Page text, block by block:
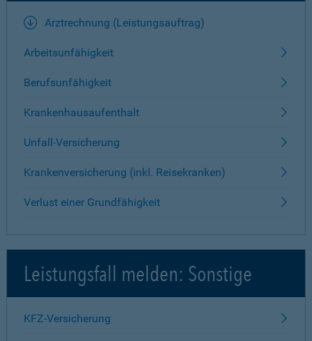
Arztrechnung (Leistungsauftrag)
Arbeitsunfähigkeit
Berufsunfähigkeit
Krankenhausaufenthalt
Unfall-Versicherung
Krankenversicherung (inkl. Reisekranken)
Verlust einer Grundfähigkeit
Leistungsfall melden: Sonstige
KFZ-Versicherung